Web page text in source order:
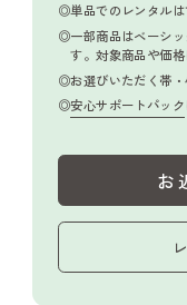
単品でのレンタルは
一部商品はベーシ
す。対象商品や価
お選びいただく帯
安心サポートパック
お